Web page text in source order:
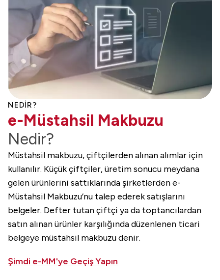
NEDİR?
e-Müstahsil Makbuzu
Nedir?
Müstahsil makbuzu, çiftçilerden alınan alımlar için
kullanılır. Küçük çiftçiler, üretim sonucu meydana
gelen ürünlerini sattıklarında şirketlerden e-
Müstahsil Makbuzu’nu talep ederek satışlarını
belgeler. Defter tutan çiftçi ya da toptancılardan
satın alınan ürünler karşılığında düzenlenen ticari
belgeye müstahsil makbuzu denir.
Şimdi e-MM'ye Geçiş Yapın